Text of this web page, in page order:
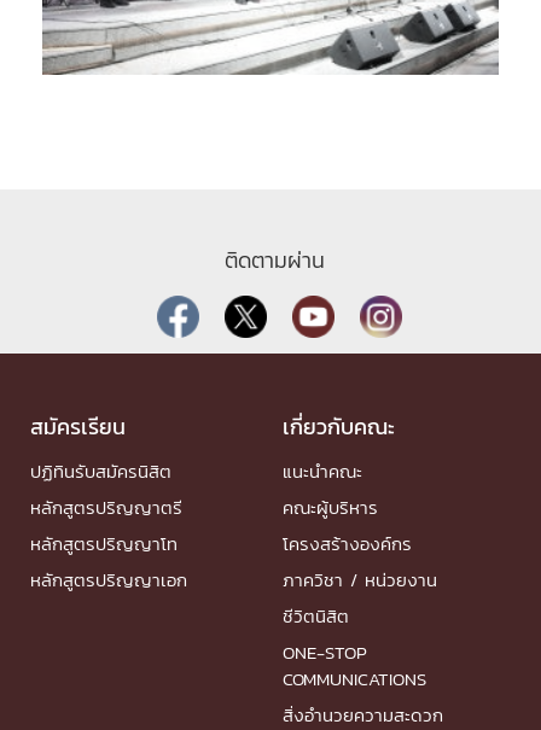
ติดตามผ่าน
สมัครเรียน
ปฏิทินรับสมัครนิสิต
หลักสูตรปริญญาตรี
หลักสูตรปริญญาโท
หลักสูตรปริญญาเอก
เกี่ยวกับคณะ
แนะนำคณะ
คณะผู้บริหาร
โครงสร้างองค์กร
ภาควิชา / หน่วยงาน
ชีวิตนิสิต
ONE-STOP
COMMUNICATIONS
สิ่งอำนวยความสะดวก